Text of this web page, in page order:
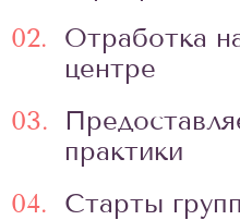
02.
Отработка
центре
03.
практики
04.
Старты